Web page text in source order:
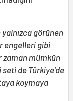
yalnızca görünen
engelleri gibi
zaman mümkün
de Türkiye’de
koymaya